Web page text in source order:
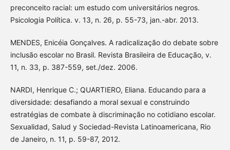
preconceito racial: um estudo com universitários negros.
Psicologia Política. v. 13, n. 26, p. 55-73, jan.-abr. 2013.
MENDES, Enicéia Gonçalves. A radicalização do debate sobre
inclusão escolar no Brasil. Revista Brasileira de Educação, v.
11, n. 33, p. 387-559, set./dez. 2006.
NARDI, Henrique C.; QUARTIERO, Eliana. Educando para a
diversidade: desafiando a moral sexual e construindo
estratégias de combate à discriminação no cotidiano escolar.
Sexualidad, Salud y Sociedad-Revista Latinoamericana, Rio
de Janeiro, n. 11, p. 59-87, 2012.